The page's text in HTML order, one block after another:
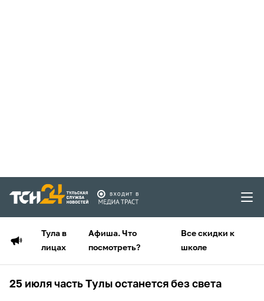
Тула в
лицах
Афиша. Что
посмотреть?
Все скидки к
школе
25 июля часть Тулы останется без света